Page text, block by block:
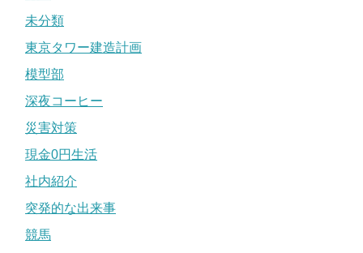
未分類
東京タワー建造計画
模型部
深夜コーヒー
災害対策
現金0円生活
社内紹介
突発的な出来事
競馬